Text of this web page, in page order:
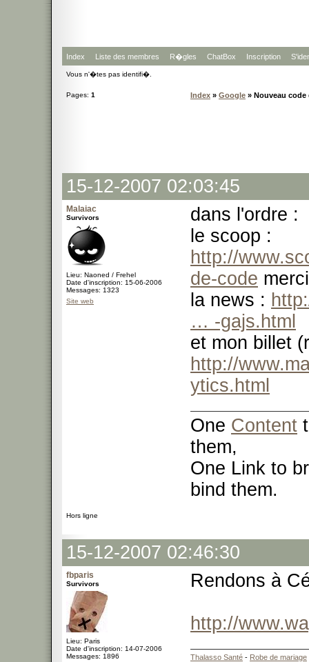
Index Liste des membres R�gles ChatBox Inscription
Vous n'�tes pas identifi�.
Pages: 1 Index » Google » Nouveau
15-12-2007 02:03:45
Malaiac
Survivors
Lieu: Naoned / Frehel
Date d'inscription: 15-06-2006
Messages: 1323
Site web
dans l'ordre :
le scoop :
http://
de-code
la news :
… -gajs.html
et mon billet
http://
ytics.html
One Content
them,
One Link to
bind them.
Hors ligne
15-12-2007 02:46:30
fbparis
Survivors
Lieu: Paris
Date d'inscription: 14-07-2006
Messages: 1896
Rendons à
http://
Thalasso Santé - Robe de mariage